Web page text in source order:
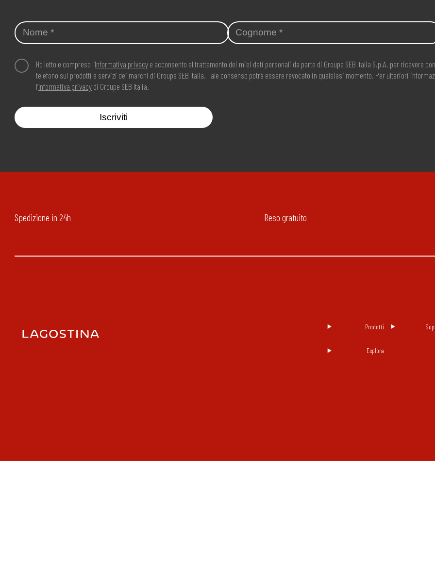
Ho letto e compreso l’Informativa privacy e acconsento al trattamento dei miei dati personali da parte di Groupe SEB Italia S.p.A. per ricevere
telefono sui prodotti e servizi dei marchi di Groupe SEB Italia. Tale consenso potrà essere revocato in qualsiasi momento. Per ulteriori
l’Informativa privacy di Groupe SEB Italia.
Iscriviti
Spedizione in 24h Reso gratuito
Prodotti
Esplora